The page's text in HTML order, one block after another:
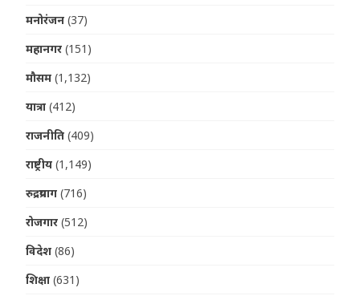
मनोरंजन (37)
महानगर (151)
मौसम (1,132)
यात्रा (412)
राजनीति (409)
राष्ट्रीय (1,149)
रुद्रप्रयाग (716)
रोजगार (512)
विदेश (86)
शिक्षा (631)